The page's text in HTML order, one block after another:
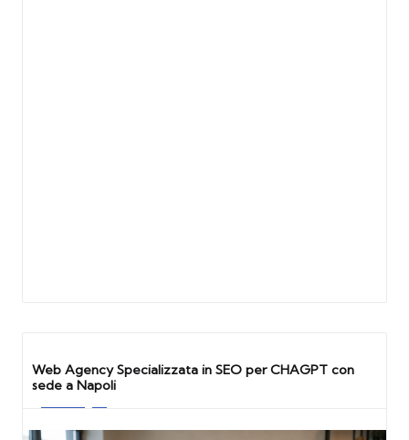
Web Agency Specializzata in SEO per CHAGPT con
sede a Napoli